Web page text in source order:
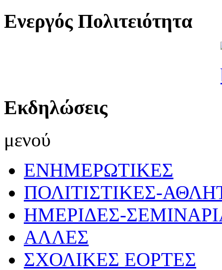
Ενεργός Πολιτειότητα
Εκδηλώσεις
μενού
ΕΝΗΜΕΡΩΤΙΚΕΣ
ΠΟΛΙΤΙΣΤΙΚΕΣ-
ΗΜΕΡΙΔΕΣ-
ΑΛΛΕΣ
ΣΧΟΛΙΚΕΣ ΕΟΡΤΕΣ